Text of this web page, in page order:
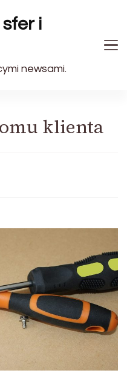
sfer i
newsami.
klienta